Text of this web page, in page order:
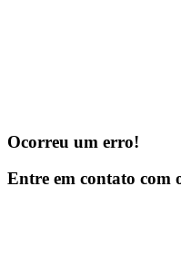
Ocorreu um erro!
Entre em contato com